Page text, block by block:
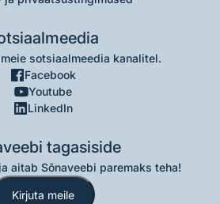
sotsiaalmeedia kanalitel.
Facebook
Youtube
LinkedIn
tagasiside
aitab Sõnaveebi paremaks teha!
Kirjuta meile